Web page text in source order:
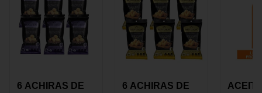
6 ACHIRAS DE
6 ACHIRAS DE